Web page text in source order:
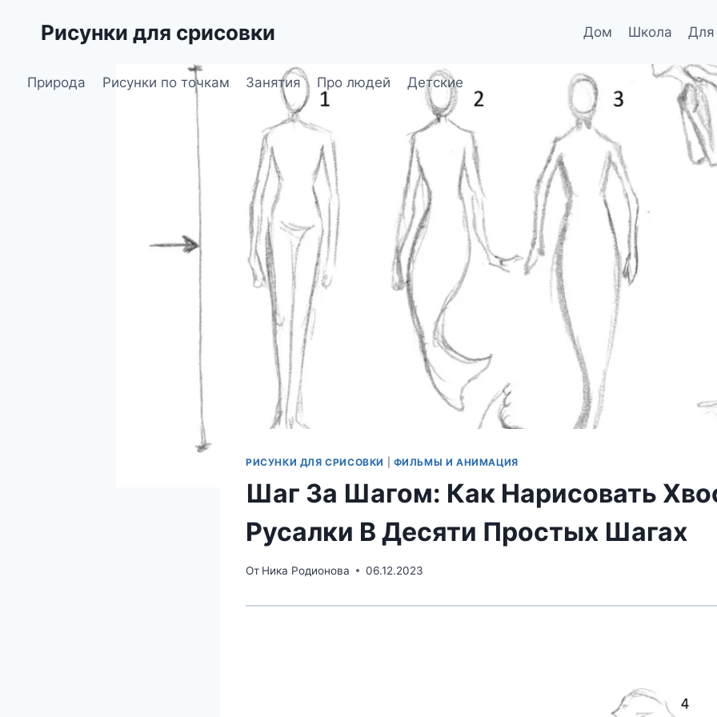
Рисунки для срисовки Дом Школа Для
Природа Рисунки по точкам Занятия Про людей Детские
РИСУНКИ ДЛЯ СРИСОВКИ ФИЛЬМЫ И АНИМАЦИЯ
Шаг За Шагом: Как Нарисовать
Русалки В Десяти Простых Шагах
От Ника Родионова 06.12.2023